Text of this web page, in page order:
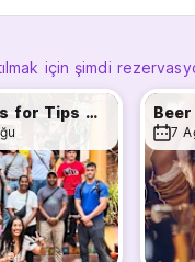
özel yurtlar?m?z ve
ve her yatak,
yasa?? veya lokavt
için şimdi
Tours for Tips with Ale!
7